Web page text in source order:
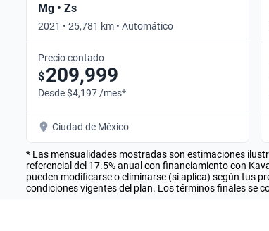
Mg • Zs
2021 • 25,781 km • Automático
Precio contado
$209,999
Desde $4,197 /mes*
Ciudad de México
* Las mensualidades mostradas son estimaciones
referencial del 17.5% anual con financiamiento con
pueden modificarse o eliminarse (si aplica) según tus
condiciones vigentes del plan. Los términos finales se